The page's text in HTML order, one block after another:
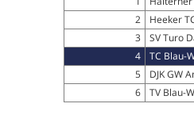
2
Heeker
3
SV Turo
4
TC Blau-
5
DJK GW
6
TV Blau-